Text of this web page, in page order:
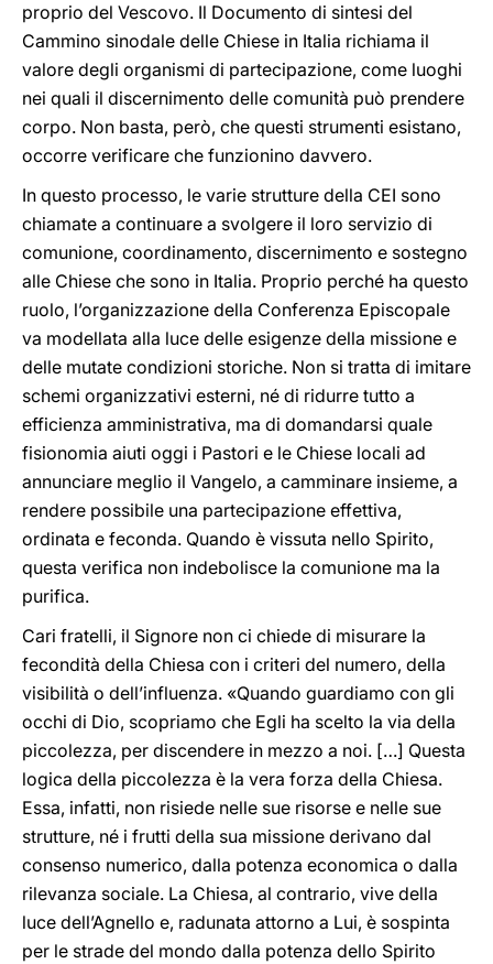
proprio del Vescovo. Il Documento di sintesi del
Cammino sinodale delle Chiese in Italia richiama il
valore degli organismi di partecipazione, come luoghi
nei quali il discernimento delle comunità può prendere
corpo. Non basta, però, che questi strumenti esistano,
occorre verificare che funzionino davvero.
In questo processo, le varie strutture della CEI sono
chiamate a continuare a svolgere il loro servizio di
comunione, coordinamento, discernimento e sostegno
alle Chiese che sono in Italia. Proprio perché ha questo
ruolo, l’organizzazione della Conferenza Episcopale
va modellata alla luce delle esigenze della missione e
delle mutate condizioni storiche. Non si tratta di imitare
schemi organizzativi esterni, né di ridurre tutto a
efficienza amministrativa, ma di domandarsi quale
fisionomia aiuti oggi i Pastori e le Chiese locali ad
annunciare meglio il Vangelo, a camminare insieme, a
rendere possibile una partecipazione effettiva,
ordinata e feconda. Quando è vissuta nello Spirito,
questa verifica non indebolisce la comunione ma la
purifica.
Cari fratelli, il Signore non ci chiede di misurare la
fecondità della Chiesa con i criteri del numero, della
visibilità o dell’influenza. «Quando guardiamo con gli
occhi di Dio, scopriamo che Egli ha scelto la via della
piccolezza, per discendere in mezzo a noi. […] Questa
logica della piccolezza è la vera forza della Chiesa.
Essa, infatti, non risiede nelle sue risorse e nelle sue
strutture, né i frutti della sua missione derivano dal
consenso numerico, dalla potenza economica o dalla
rilevanza sociale. La Chiesa, al contrario, vive della
luce dell’Agnello e, radunata attorno a Lui, è sospinta
per le strade del mondo dalla potenza dello Spirito